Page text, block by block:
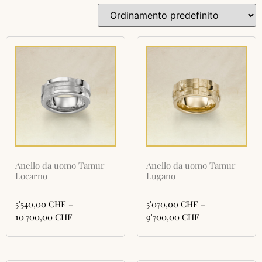
Anello da uomo Tamur
Locarno
5'540,00 CHF –
10'700,00 CHF
Anello da uomo Tamur
Lugano
5'070,00 CHF –
9'700,00 CHF